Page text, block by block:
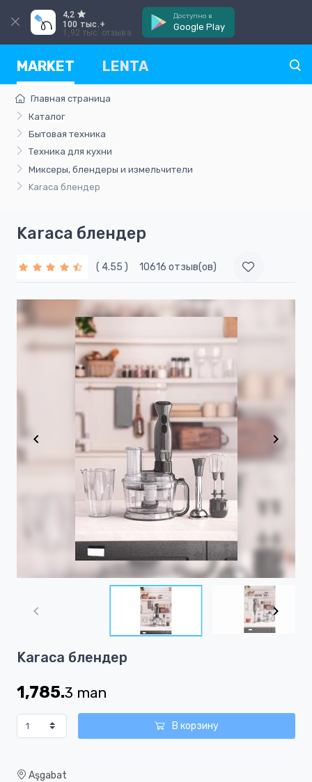
4,2
100 тыс.+
1,92 тыс. отзыва
Доступно в
Google Play
MARKET LENTA
Главная страница
Каталог
Бытовая техника
Техника для кухни
Миксеры, блендеры и измельчители
Karaca блендер
Karaca блендер
( 4.55 ) 10616 отзыв(ов)
1
10
Karaca блендер
1,785.3 man
В корзину
Aşgabat